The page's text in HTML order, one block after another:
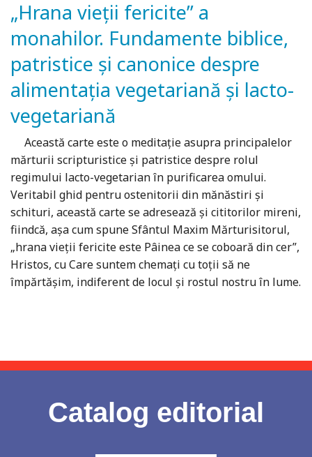
„Hrana vieţii fericite” a
monahilor. Fundamente biblice,
patristice şi canonice despre
alimentaţia vegetariană şi lacto-
vegetariană
Această carte este o meditaţie asupra principalelor
mărturii scripturistice şi patristice despre rolul
regimului lacto-vegetarian în purificarea omului.
Veritabil ghid pentru ostenitorii din mănăstiri şi
schituri, această carte se adresează şi cititorilor mireni,
fiindcă, aşa cum spune Sfântul Maxim Mărturisitorul,
„hrana vieţii fericite este Pâinea ce se coboară din cer”,
Hristos, cu Care suntem chemaţi cu toţii să ne
împărtăşim, indiferent de locul şi rostul nostru în lume.
Catalog editorial